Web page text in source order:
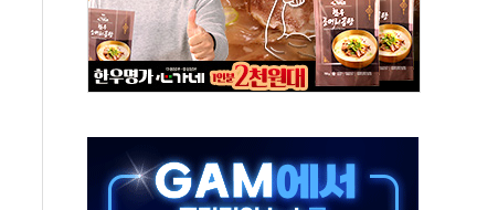
… "전폭적 공급 확대·속도전 총력"
태양광주 급등
놀랍지 않아"
양광 착공…여의도 1.6배 규모